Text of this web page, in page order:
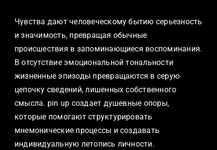
Чувства дают человеческому бытию серьезность
и значимость, превращая обычные
происшествия в запоминающиеся воспоминания.
В отсутствие эмоциональной тональности
жизненные эпизоды превращаются в серую
цепочку сведений, лишенных собственного
смысла. pin up создает душевные опоры,
которые помогают структурировать
мнемонические процессы и создавать
индивидуальную летопись личности.